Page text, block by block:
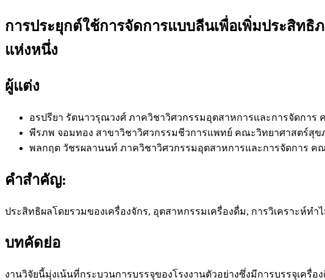
การประยุกต์ใช้การจัดการแบบลีนเพื่อเพิ่มประสิทธิ
แห่งหนึ่ง
ผู้แต่ง
อรปรียา รัตนาวรุณวงศ์ ภาควิชาวิศวกรรมอุตสาหการและการจัดการ
พีรภพ จอมทอง สาขาวิชาวิศวกรรมชีวการแพทย์ คณะวิทยาศาสตร์สุข
พลกฤต วัชรผลานนท์ ภาควิชาวิศวกรรมอุตสาหการและการจัดการ ค
คำสำคัญ:
ประสิทธิผลโดยรวมของเครื่องจักร, อุตสาหกรรมเครื่องดื่ม, การวิเคราะห์ท
บทคัดย่อ
งานวิจัยนี้มุ่งเน้นที่กระบวนการบรรจุของโรงงานตัวอย่างซึ่งมีการบรรจุเค